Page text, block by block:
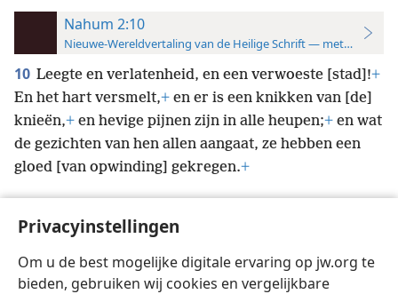
Privacyinstellingen
Om u de best mogelijke digitale ervaring op jw.org te
bieden, gebruiken wij cookies en vergelijkbare
Nahum 2:10
Nieuwe-Wereldvertaling van de Heilige Schrift — met
10 Leegte en verlatenheid, en een verwoeste [stad]!+
En het hart versmelt,+ en er is een knikken van [de]
knieën,+ en hevige pijnen zijn in alle heupen;+ en wat
de gezichten van hen allen aangaat, ze hebben een
gloed [van opwinding] gekregen.+